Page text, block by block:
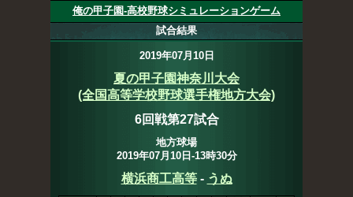
俺の甲子園-高校野球シミュレーションゲーム
試合結果
2019年07月10日
夏の甲子園神奈川大会
(全国高等学校野球選手権地方大会)
6回戦第27試合
地方球場
2019年07月10日-13時30分
横浜商工高等 - うぬ